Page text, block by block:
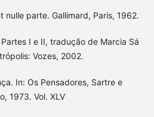
nulle parte. Gallimard, Paris, 1962.
Partes I e II, tradução de Marcia Sá
Vozes, 2002.
In: Os Pensadores, Sartre e
1973. Vol. XLV